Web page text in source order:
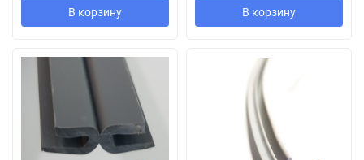
В корзину В корзину